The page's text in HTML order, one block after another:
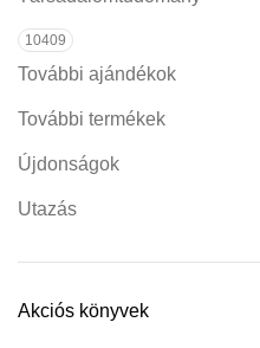
10409
További ajándékok
További termékek
Újdonságok
Utazás
Akciós könyvek